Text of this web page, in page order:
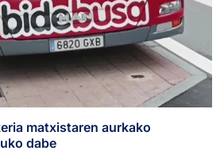
matxistaren aurkako
dabe